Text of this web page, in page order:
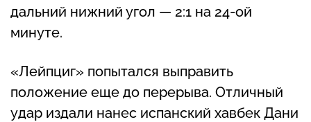
дальний нижний угол — 2:1 на 24-ой
минуте.
«Лейпциг» попытался выправить
положение еще до перерыва. Отличный
удар издали нанес испанский хавбек Дани